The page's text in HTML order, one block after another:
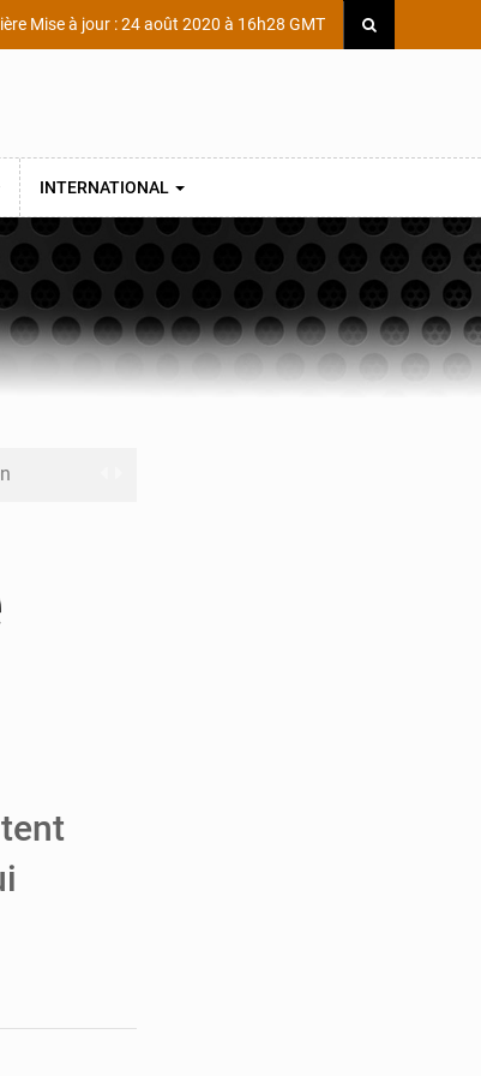
Mise à jour : 24 août 2020 à 16h28 GMT
INTERNATIONAL
COLDEFF